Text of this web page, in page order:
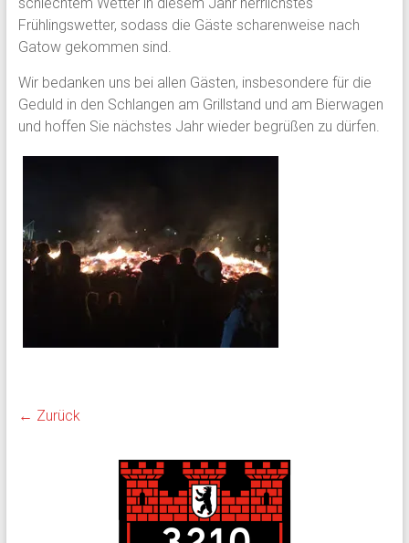
Frühlingswetter, sodass die Gäste scharenweise nach
Gatow gekommen sind.
Wir bedanken uns bei allen Gästen, insbesondere für die
Geduld in den Schlangen am Grillstand und am Bierwagen
und hoffen Sie nächstes Jahr wieder begrüßen zu dürfen.
← Zurück